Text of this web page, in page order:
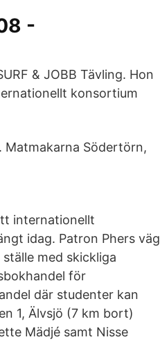
-
& JOBB Tävling. Hon
konsortium
Matmakarna Södertörn,
internationellt
idag. Patron Phers väg
med skickliga
för
där studenter kan
1, Älvsjö (7 km bort)
Mädjé samt Nisse